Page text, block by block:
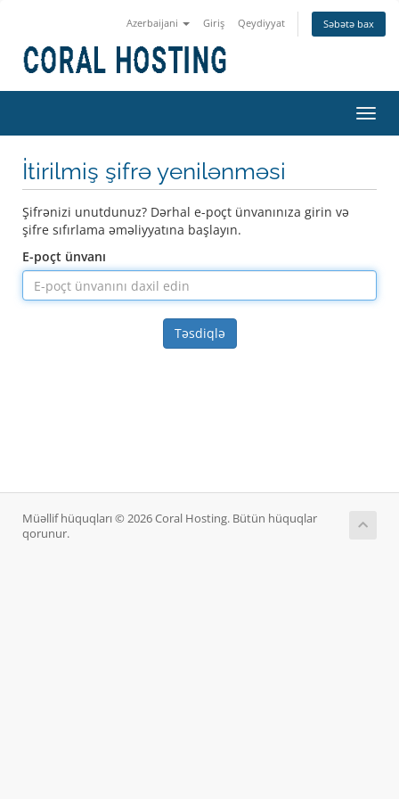
Azerbaijani Giriş Qeydiyyat Səbətə bax
keçid
İtirilmiş şifrə yenilənməsi
Şifrənizi unutdunuz? Dərhal e-poçt ünvanınıza girin və
şifre sıfırlama əməliyyatına başlayın.
E-poçt ünvanı
Təsdiqlə
Müəllif hüquqları © 2026 Coral Hosting. Bütün hüquqlar
qorunur.